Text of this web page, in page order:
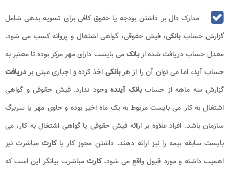
مدارک دال بر داشتن بودجه یا حقوق کافی برای تسویه بدهی شامل
گزارش حساببانکی، فیش حقوقی، گواهی اشتغال و پروانه کسب می شود.
معدل حساب دریافت شده ازبانکمی بایست دارای مهر مرکز بوده تا معتبر به
حساب آید، اما می توان آن را از هربانکی اخذ کرده و اجباری مبنی بردریافت
گزارش سه ماهه از حساب بانک آینده وجود ندارد. فیش حقوقی و گواهی
اشتغال به کار می بایست مربوط به یک ماه اخیر بوده و حاوی مهر یا سربرگ
سازمان باشد. افراد علاوه بر ارائه فیش حقوقی یا گواهی اشتغال به کار، می
بایست سابقه بیمه را نیز ارائه دهند. داشتن مجوز کار یاکارتمباشرت نیز
اهمیت داشته و مورد قبول واقع می شود،کارتمباشرت بیانگر این است که